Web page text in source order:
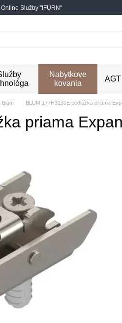
Online Služby "IFURN"
Nabytkove
kovania
AGT
Blum BLUM 177H3130E podložka priama
priama